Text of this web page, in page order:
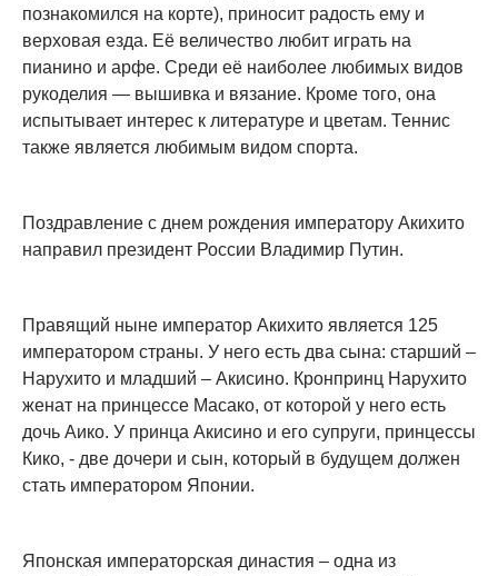
познакомился на корте), приносит радость ему и
верховая езда. Её величество любит играть на
пианино и арфе. Среди её наиболее любимых видов
рукоделия — вышивка и вязание. Кроме того, она
испытывает интерес к литературе и цветам. Теннис
также является любимым видом спорта.
Поздравление с днем рождения императору Акихито
направил президент России Владимир Путин.
Правящий ныне император Акихито является 125
императором страны. У него есть два сына: старший –
Нарухито и младший – Акисино. Кронпринц Нарухито
женат на принцессе Масако, от которой у него есть
дочь Аико. У принца Акисино и его супруги, принцессы
Кико, - две дочери и сын, который в будущем должен
стать императором Японии.
Японская императорская династия – одна из